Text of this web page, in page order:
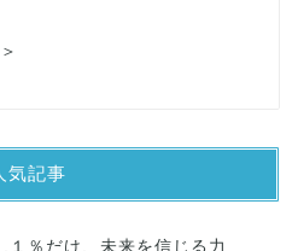
気記事
.１％だけ、未来を信じる力